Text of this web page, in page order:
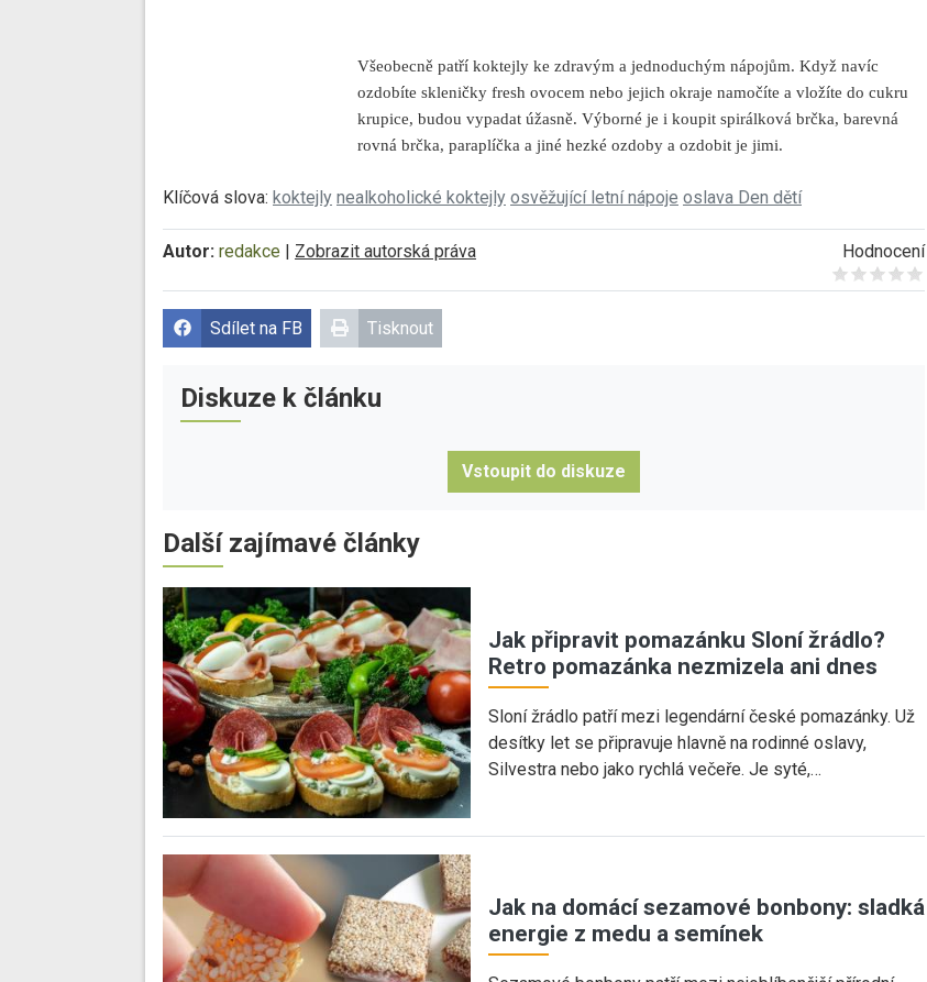
Všeobecně patří koktejly ke zdravým a jednoduchým nápojům. Když navíc
ozdobíte skleničky fresh ovocem nebo jejich okraje namočíte a vložíte do cukru
krupice, budou vypadat úžasně. Výborné je i koupit spirálková brčka, barevná
rovná brčka, paraplíčka a jiné hezké ozdoby a ozdobit je jimi.
Klíčová slova: koktejly nealkoholické koktejly osvěžující letní nápoje oslava Den dětí
Autor: redakce Zobrazit autorská práva
Hodnocení
Give it 1/5
Give it 2/5
Give it 3/5
Give it 4/5
Give it 5/5
Sdílet na FB Tisknout
Diskuze k článku
Vstoupit do diskuze
Další zajímavé články
Jak připravit pomazánku Sloní žrádlo?
Retro pomazánka nezmizela ani dnes
Sloní žrádlo patří mezi legendární české pomazánky. Už
desítky let se připravuje hlavně na rodinné oslavy,
Silvestra nebo jako rychlá večeře. Je syté,…
Jak na domácí sezamové bonbony: sladká
energie z medu a semínek